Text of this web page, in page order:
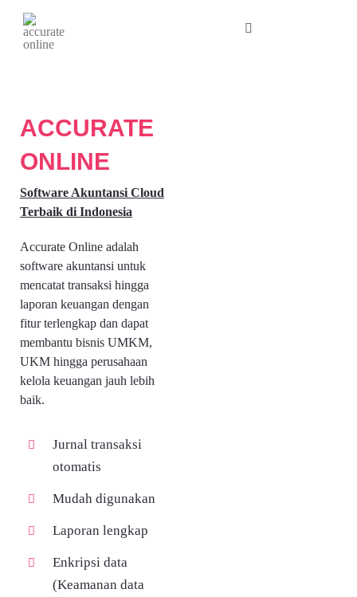
content
Toggle
ACCURATE
ONLINE
Software Akuntansi Cloud
Terbaik di Indonesia
Accurate Online adalah
software akuntansi untuk
mencatat transaksi hingga
laporan keuangan dengan
fitur terlengkap dan dapat
membantu​ bisnis UMKM,
UKM hingga perusahaan
kelola keuangan jauh lebih
baik.
Jurnal transaksi
otomatis
Mudah digunakan
Laporan lengkap
Enkripsi data
(Keamanan data